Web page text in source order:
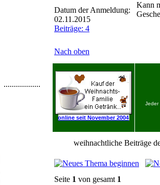
..................
Datum der Anmeldung:
02.11.2015
Beiträge: 4
Kann
Nach oben
online seit November 2004
Jeder
weihnachtliche Beiträge
Seite 1 von gesamt 1